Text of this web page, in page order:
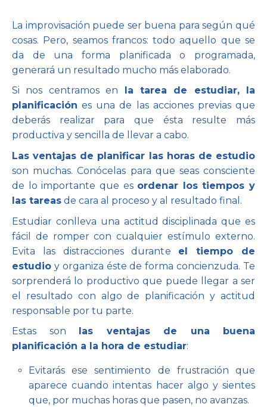
La improvisación puede ser buena para según qué
cosas. Pero, seamos francos: todo aquello que se
da de una forma planificada o programada,
generará un resultado mucho más elaborado.
Si nos centramos en
la tarea de estudiar, la
planificación es una de las acciones previas que
deberás realizar para que ésta resulte más
productiva y sencilla de llevar a cabo.
Las ventajas de planificar las horas de estudio
son muchas. Conócelas para que seas consciente
de lo importante que es ordenar los tiempos y
las tareas de cara al proceso y al resultado final.
Estudiar conlleva una actitud disciplinada que es
fácil de romper con cualquier estímulo externo.
Evita las distracciones durante el tiempo de
estudio y organiza éste de forma concienzuda. Te
sorprenderá lo productivo que puede llegar a ser
el resultado con algo de planificación y actitud
responsable por tu parte.
Estas son
las ventajas de una buena
planificación a la hora de estudiar:
Evitarás ese sentimiento de frustración que
aparece cuando intentas hacer algo y sientes
que, por muchas horas que pasen, no avanzas.